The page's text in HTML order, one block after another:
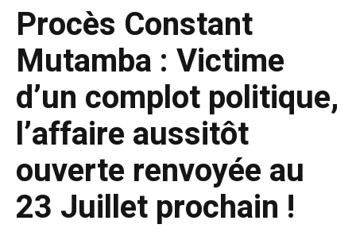
Procès Constant
Mutamba : Victime
d’un complot politique,
l’affaire aussitôt
ouverte renvoyée au
23 Juillet prochain !